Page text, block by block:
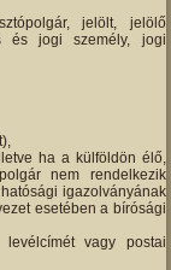
jelölt, jelölő
és jogi személy, jogi
ha a külföldön élő,
nem rendelkezik
igazolványának
esetében a bírósági
levélcímét vagy postai